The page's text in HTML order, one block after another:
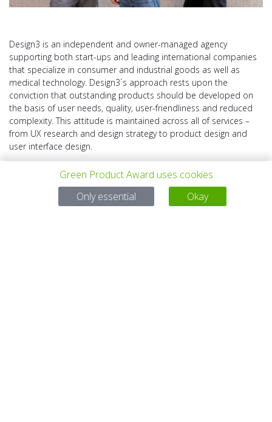
Design3 is an independent and owner-managed agency
supporting both start-ups and leading international companies
that specialize in consumer and industrial goods as well as
medical technology. Design3´s approach rests upon the
conviction that outstanding products should be developed on
the basis of user needs, quality, user-friendliness and reduced
complexity. This attitude is maintained across all of services –
from UX research and design strategy to product design and
user interface design.
Green Product Award uses cookies
Only essential
Okay